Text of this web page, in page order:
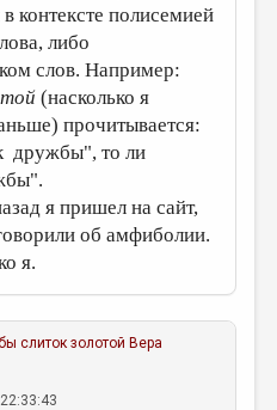
контексте полисемией
либо
слов. Например:
(насколько я
прочитывается:
дружбы", то ли
я пришел на сайт,
об амфиболии.
я.
слиток золотой Вера